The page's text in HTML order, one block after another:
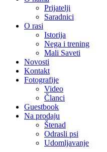
Prijatelji
Saradnici
O rasi
Istorija
Nega i trening
Mali Saveti
Novosti
Kontakt
Fotografije
Video
Članci
Guestbook
Na prodaju
Štenad
Odrasli psi
Udomljavanje